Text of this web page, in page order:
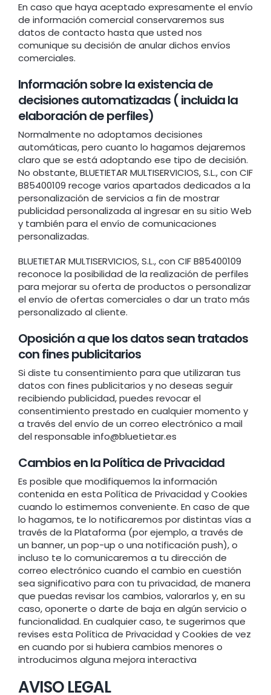
En caso que haya aceptado expresamente el envío
de información comercial conservaremos sus
datos de contacto hasta que usted nos
comunique su decisión de anular dichos envíos
comerciales.
Información sobre la existencia de
decisiones automatizadas ( incluida la
elaboración de perfiles)
Normalmente no adoptamos decisiones
automáticas, pero cuanto lo hagamos dejaremos
claro que se está adoptando ese tipo de decisión.
No obstante, BLUETIETAR MULTISERVICIOS, S.L., con CIF
B85400109 recoge varios apartados dedicados a la
personalización de servicios a fin de mostrar
publicidad personalizada al ingresar en su sitio Web
y también para el envío de comunicaciones
personalizadas.
BLUETIETAR MULTISERVICIOS, S.L., con CIF B85400109
reconoce la posibilidad de la realización de perfiles
para mejorar su oferta de productos o personalizar
el envío de ofertas comerciales o dar un trato más
personalizado al cliente.
Oposición a que los datos sean tratados
con fines publicitarios
Si diste tu consentimiento para que utilizaran tus
datos con fines publicitarios y no deseas seguir
recibiendo publicidad, puedes revocar el
consentimiento prestado en cualquier momento y
a través del envío de un correo electrónico a mail
del responsable info@bluetietar.es
Cambios en la Política de Privacidad
Es posible que modifiquemos la información
contenida en esta Política de Privacidad y Cookies
cuando lo estimemos conveniente. En caso de que
lo hagamos, te lo notificaremos por distintas vías a
través de la Plataforma (por ejemplo, a través de
un banner, un pop-up o una notificación push), o
incluso te lo comunicaremos a tu dirección de
correo electrónico cuando el cambio en cuestión
sea significativo para con tu privacidad, de manera
que puedas revisar los cambios, valorarlos y, en su
caso, oponerte o darte de baja en algún servicio o
funcionalidad. En cualquier caso, te sugerimos que
revises esta Política de Privacidad y Cookies de vez
en cuando por si hubiera cambios menores o
introducimos alguna mejora interactiva
AVISO LEGAL